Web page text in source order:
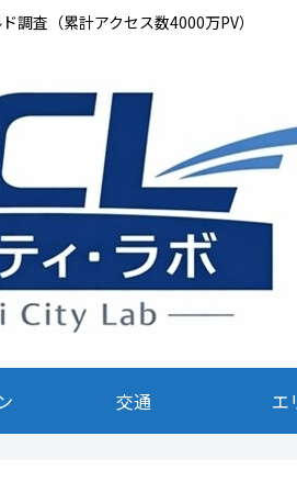
調査（累計アクセス数4000万PV）
交通 エ